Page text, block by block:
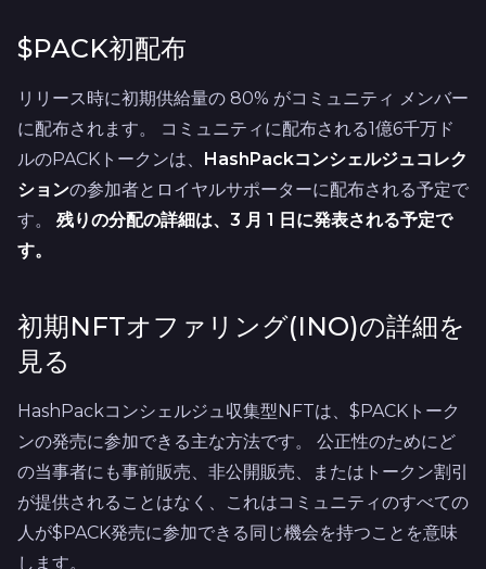
$PACK初配布
リリース時に初期供給量の 80% がコミュニティ メンバー
に配布されます。 コミュニティに配布される1億6千万ド
ルのPACKトークンは、 HashPackコンシェルジュコレク
ションの参加者とロイヤルサポーターに配布される予定で
す。 残りの分配の詳細は、3 月 1 日に発表される予定で
す。
初期NFTオファリング(INO)の詳細を
見る
HashPackコンシェルジュ収集型NFTは、$PACKトーク
ンの発売に参加できる主な方法です。 公正性のためにど
の当事者にも事前販売、非公開販売、またはトークン割引
が提供されることはなく、これはコミュニティのすべての
人が$PACK発売に参加できる同じ機会を持つことを意味
します。